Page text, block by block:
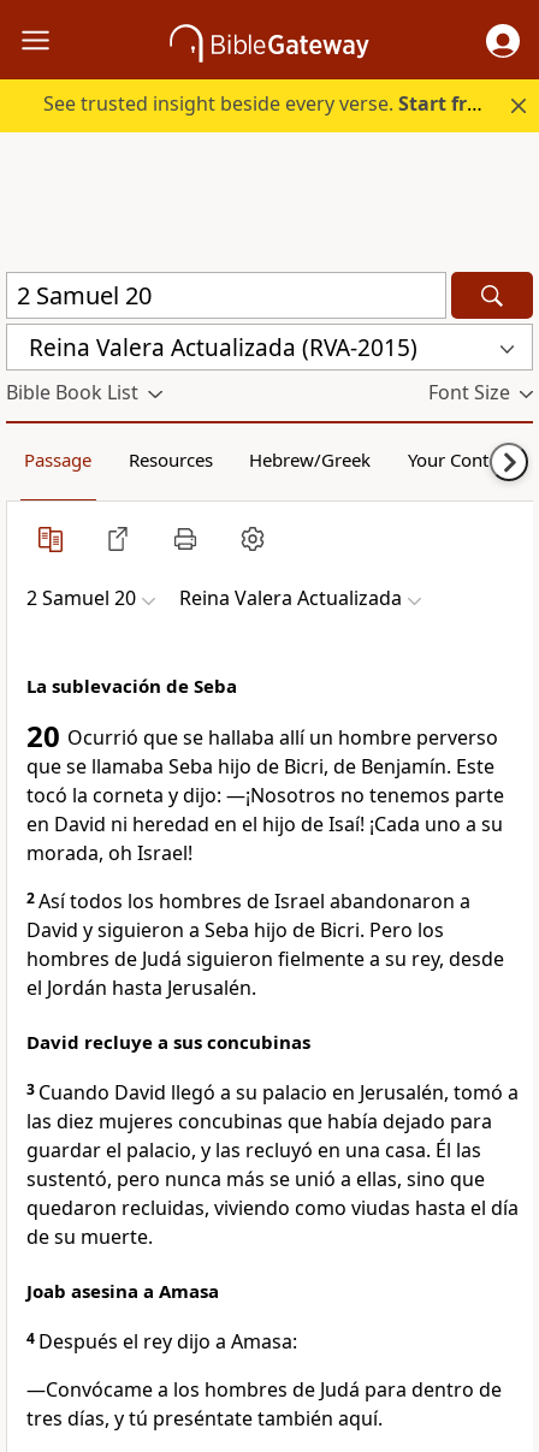
See trusted insight beside every verse.Start free.
Reina Valera Actualizada (RVA-2015)
Bible Book List Font Size
Passage Resources Hebrew/Greek Your Content
2 Samuel 20 Reina Valera Actualizada
La sublevación de Seba
20 Ocurrió que se hallaba allí un hombre perverso
que se llamaba Seba hijo de Bicri, de Benjamín. Este
tocó la corneta y dijo: —¡Nosotros no tenemos parte
en David ni heredad en el hijo de Isaí! ¡Cada uno a su
morada, oh Israel!
2Así todos los hombres de Israel abandonaron a
David y siguieron a Seba hijo de Bicri. Pero los
hombres de Judá siguieron fielmente a su rey, desde
el Jordán hasta Jerusalén.
David recluye a sus concubinas
3 Cuando David llegó a su palacio en Jerusalén, tomó a
las diez mujeres concubinas que había dejado para
guardar el palacio, y las recluyó en una casa. Él las
sustentó, pero nunca más se unió a ellas, sino que
quedaron recluidas, viviendo como viudas hasta el día
de su muerte.
Joab asesina a Amasa
4 Después el rey dijo a Amasa:
—Convócame a los hombres de Judá para dentro de
tres días, y tú preséntate también aquí.